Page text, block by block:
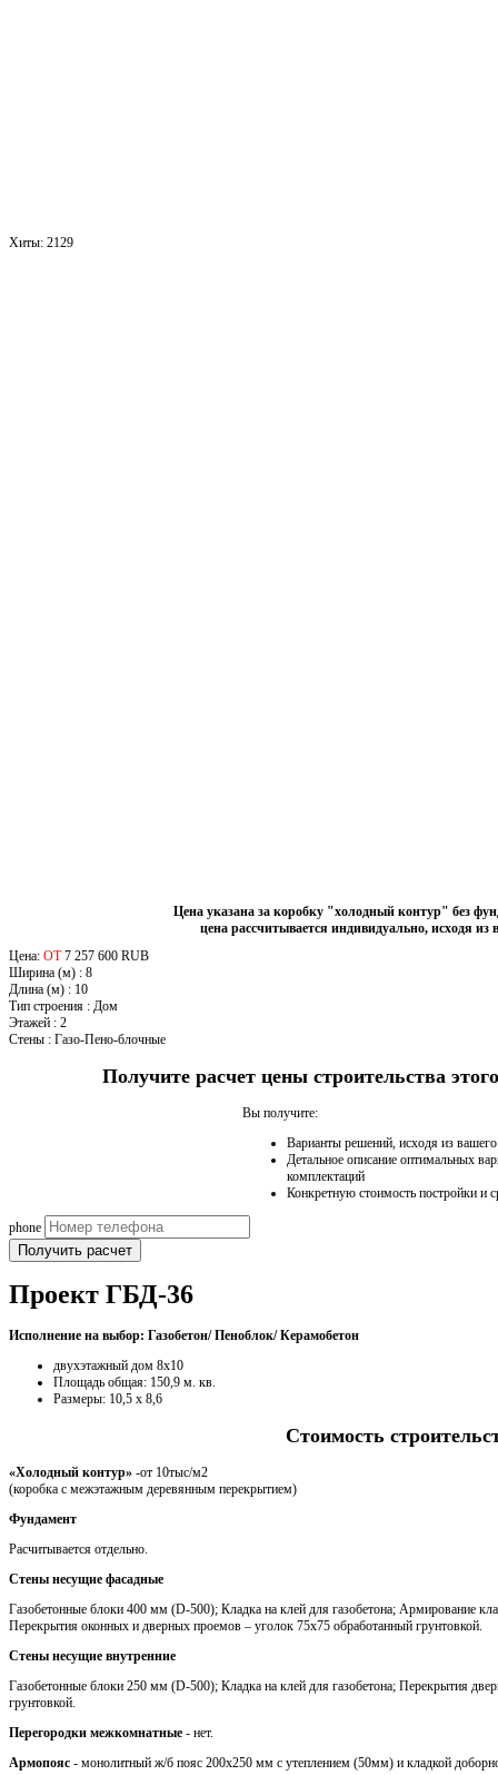
Хиты: 2129
Цена указана за коробку "холодный контур" без
цена рассчитывается индивидуально, исходя из
Цена: ОТ 7 257 600 RUB
Ширина (м) : 8
Длина (м) : 10
Тип строения : Дом
Этажей : 2
Стены : Газо-Пено-блочные
Получите расчет цены строительства
Вы получите:
Варианты решений, исходя из
Детальное описание оптимальных
комплектаций
Конкретную стоимость постройки и
phone
Получить расчет
Проект ГБД-36
Исполнение на выбор: Газобетон/ Пеноблок/ Керамобетон
двухэтажный дом 8х10
Площадь общая: 150,9 м. кв.
Размеры: 10,5 x 8,6
Стоимость
«Холодный контур» -от 10тыс/м2
(коробка с межэтажным деревянным перекрытием)
Фундамент
Расчитывается отдельно.
Стены несущие фасадные
Газобетонные блоки 400 мм (D-500); Кладка на клей для газобетона; Армирование
Перекрытия оконных и дверных проемов – уголок 75х75 обработанный грунтовкой.
Стены несущие внутренние
Газобетонные блоки 250 мм (D-500); Кладка на клей для газобетона; Перекрытия
грунтовкой.
Перегородки межкомнатные - нет.
Армопояс - монолитный ж/б пояс 200х250 мм с утеплением (50мм) и кладкой